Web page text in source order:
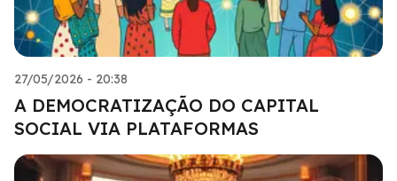
27/05/2026 - 20:38
A DEMOCRATIZAÇÃO DO CAPITAL
SOCIAL VIA PLATAFORMAS